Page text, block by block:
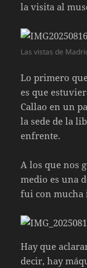
la visita al
Las vistas de
Lo primero
es que
Callao en un
la sede de la
enfrente.
A los que nos
medio es una
fui con mucha
Hay que
decir, hay